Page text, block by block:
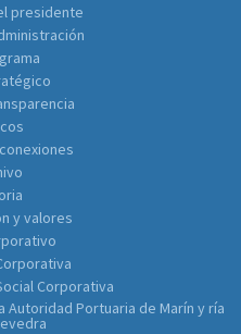
presidente
y valores
Corporativa
Portuaria de Marín y ría